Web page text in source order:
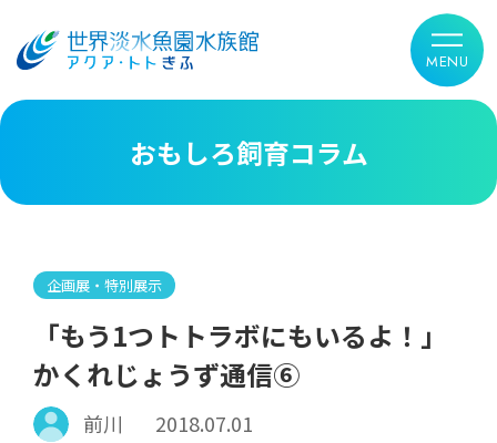
おもしろ飼育コラム
企画展・特別展示
「もう1つトトラボにもいるよ！」
かくれじょうず通信⑥
前川 2018.07.01